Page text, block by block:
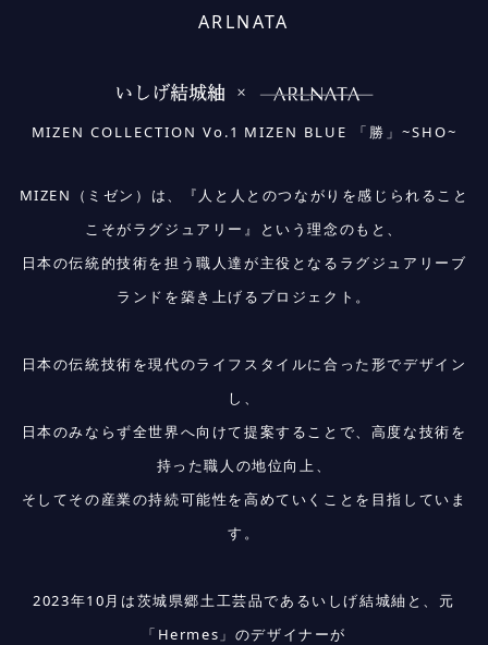
ARLNATA
MIZEN COLLECTION Vo.1 MIZEN BLUE 「勝」~SHO~
MIZEN（ミゼン）は、『人と人とのつながりを感じられること
こそがラグジュアリー』という理念のもと、
日本の伝統的技術を担う職人達が主役となるラグジュアリーブ
ランドを築き上げるプロジェクト。
日本の伝統技術を現代のライフスタイルに合った形でデザイン
し、
日本のみならず全世界へ向けて提案することで、高度な技術を
持った職人の地位向上、
そしてその産業の持続可能性を高めていくことを目指していま
す。
2023年10月は茨城県郷土工芸品であるいしげ結城紬と、元
「Hermes」のデザイナーが